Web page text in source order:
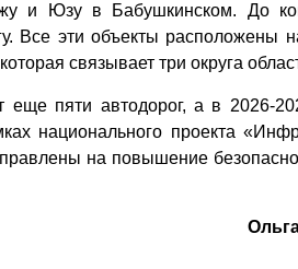
и Юзу в Бабушкинском. До
Все эти объекты расположены
связывает три округа
еще пяти автодорог, а в 2026-
национального проекта
на повышение